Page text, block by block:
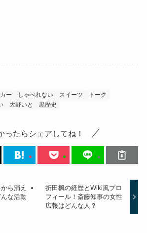
ー しゃべれない スイーツ
トーク
大野いと 黒歴史
ったらシェアしてね！
ら消え
な活動
折田楓の経歴とWiki風プロ
フィール！斎藤知事の女性
広報はどんな人？